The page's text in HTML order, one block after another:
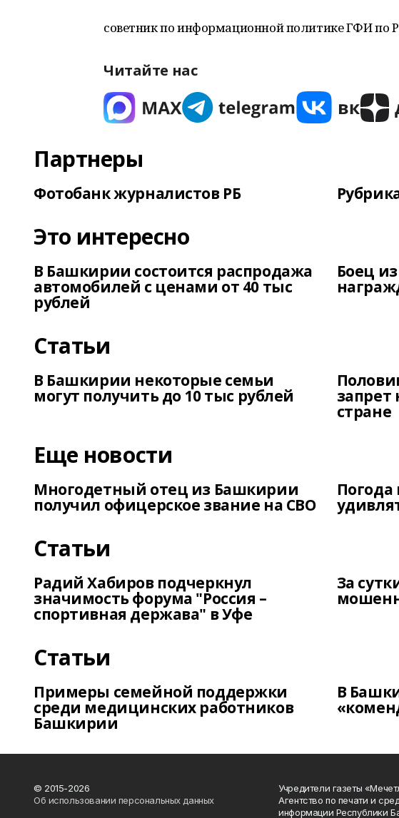
советник по информационной политике ГФИ по
Читайте нас
Партнеры
Фотобанк журналистов РБ
Это интересно
В Башкирии состоится распродажа
автомобилей с ценами от 40 тыс
рублей
Боец
Статьи
В Башкирии некоторые семьи
могут получить до 10 тыс рублей запрет
стране
Еще новости
Многодетный отец из Башкирии
получил офицерское звание на СВО
Статьи
Радий Хабиров подчеркнул
значимость форума "Россия –
спортивная держава" в Уфе
За
Статьи
Примеры семейной поддержки
среди медицинских работников
Башкирии
В
© 2015-2026
Об использовании персональных данных
Учредители газеты
Агентство по печати и
информации Республики